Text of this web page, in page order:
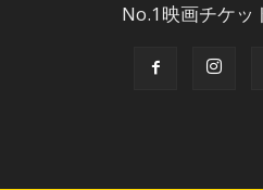
No.1映画チケッ